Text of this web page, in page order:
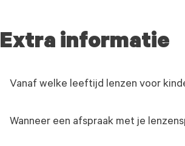
Extra informatie
Vanaf welke leeftijd lenzen voor
Wanneer een afspraak met je